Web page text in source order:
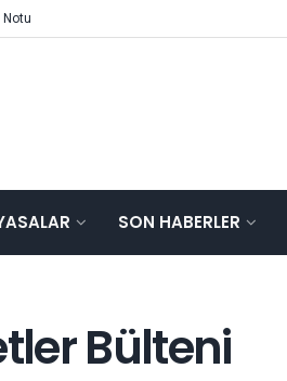
Notu
SON HABERLER
Bülteni